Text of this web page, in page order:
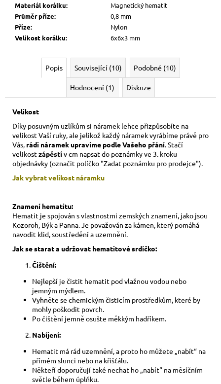
Materiál korálku:
Magnetický hematit
Průměr příze:
0,8 mm
Příze:
Nylon
Velikost korálku: 6x6x3 mm
Popis Související (10) Podobné (10)
Hodnocení (1) Diskuze
Velikost
Díky posuvným uzlíkům si náramek lehce přizpůsobíte na
velikost Vaší ruky, ale jelikož každý náramek vyrábíme právě pro
Vás, rádi náramek upravíme podle Vašeho přání . Stačí
velikostzápěstív cm napsat do poznámky ve 3. kroku
objednávky (označit políčko "Zadat poznámku pro prodejce").
Jak vybrat velikost náramku
Znamení hematitu:
Hematit je spojován s vlastnostmi zemských znamení, jako jsou
Kozoroh, Býk a Panna. Je považován za kámen, který pomáhá
navodit klid, soustředění a uzemnění.
Jak se starat a udržovat hematitové srdíčko:
Čištění:
Nejlepší je čistit hematit pod vlažnou vodou nebo
jemným mýdlem.
Vyhněte se chemickým čisticím prostředkům, které by
mohly poškodit povrch.
Po čištění jemně osušte měkkým hadříkem.
Nabíjení:
Hematit má rád uzemnění, a proto ho můžete „nabít“ na
přímém slunci nebo na křišťálu.
Někteří doporučují také nechat ho „nabít“ na měsíčním
světle během úplňku.